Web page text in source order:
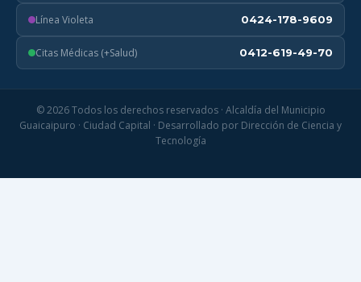
Línea Violeta 0424-178-9609
Citas Médicas (+Salud) 0412-619-49-70
© 2026 Todos los derechos reservados · Alcaldía del Municipio
Guaicaipuro · Ciudad Capital · Desarrollado por Dirección de Ciencia y
Tecnología